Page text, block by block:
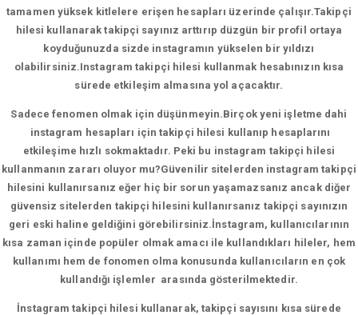
tamamen yüksek kitlelere erişen hesapları üzerinde çalışır.Takipçi
hilesi kullanarak takipçi sayınız arttırıp düzgün bir profil ortaya
koyduğunuzda sizde instagramın yükselen bir yıldızı
olabilirsiniz.Instagram takipçi hilesi kullanmak hesabınızın kısa
sürede etkileşim almasına yol açacaktır.
Sadece fenomen olmak için düşünmeyin.Birçok yeni işletme dahi
instagram hesapları için takipçi hilesi kullanıp hesaplarını
etkileşime hızlı sokmaktadır. Peki bu instagram takipçi hilesi
kullanmanın zararı oluyor mu?Güvenilir sitelerden instagram takipçi
hilesini kullanırsanız eğer hiç bir sorun yaşamazsanız ancak diğer
güvensiz sitelerden takipçi hilesini kullanırsanız takipçi sayınızın
geri eski haline geldiğini görebilirsiniz.İnstagram, kullanıcılarının
kısa zaman içinde popüler olmak amacı ile kullandıkları hileler, hem
kullanımı hem de fonomen olma konusunda kullanıcıların en çok
kullandığı işlemler arasında gösterilmektedir.
İnstagram takipçi hilesi kullanarak, takipçi sayısını kısa sürede